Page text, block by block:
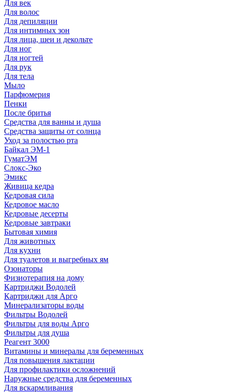
Для век
Для волос
Для депиляции
Для интимных зон
Для лица, шеи и декольте
Для ног
Для ногтей
Для рук
Для тела
Мыло
Парфюмерия
Пенки
После бритья
Средства для ванны и душа
Средства защиты от солнца
Уход за полостью рта
Байкал ЭМ-1
ГуматЭМ
Слокс-Эко
Эмикс
Живица кедра
Кедровая сила
Кедровое масло
Кедровые десерты
Кедровые завтраки
Бытовая химия
Для животных
Для кухни
Для туалетов и выгребных ям
Озонаторы
Физиотерапия на дому
Картриджи Водолей
Картриджи для Арго
Минерализаторы воды
Фильтры Водолей
Фильтры для воды Арго
Фильтры для душа
Реагент 3000
Витамины и минералы для беременных
Для повышения лактации
Для профилактики осложнений
Наружные средства для беременных
Для вскармливания